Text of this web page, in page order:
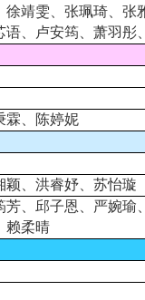
靖雯、张珮琦、张
、卢安筠、萧羽彤
霖、陈婷妮
颖、洪睿妤、苏怡璇
、邱子恩、严婉
赖柔晴